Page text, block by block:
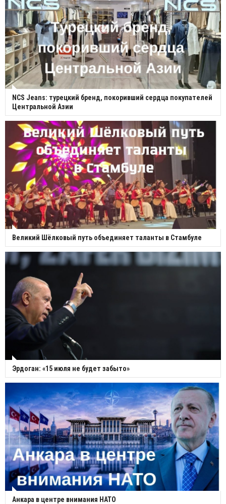
NCS Jeans: турецкий бренд, покоривший сердца покупателей
Центральной Азии
Великий Шёлковый путь объединяет таланты в Стамбуле
Эрдоган: «15 июля не будет забыто»
Анкара в центре внимания НАТО